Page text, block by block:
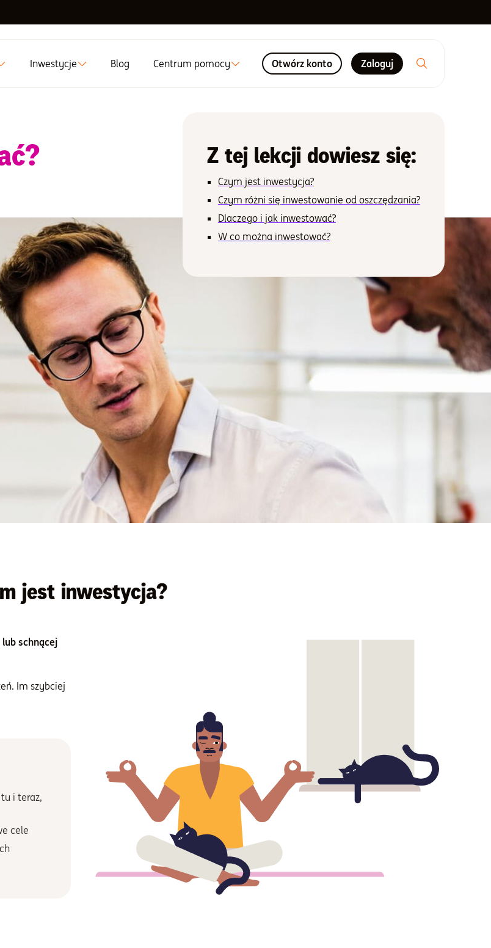
Inwestycje Blog Centrum pomocy Otwórz konto Zaloguj
Z tej lekcji dowiesz się:
Czym jest inwestycja?
Czym różni się inwestowanie od oszczędzania?
Dlaczego i jak inwestować?
W co można inwestować?
jest inwestycja?
schnącej
Im szybciej
i teraz,
cele